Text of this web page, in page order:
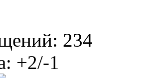
234
+2/-1